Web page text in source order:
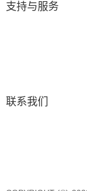
支持与服务
联系我们